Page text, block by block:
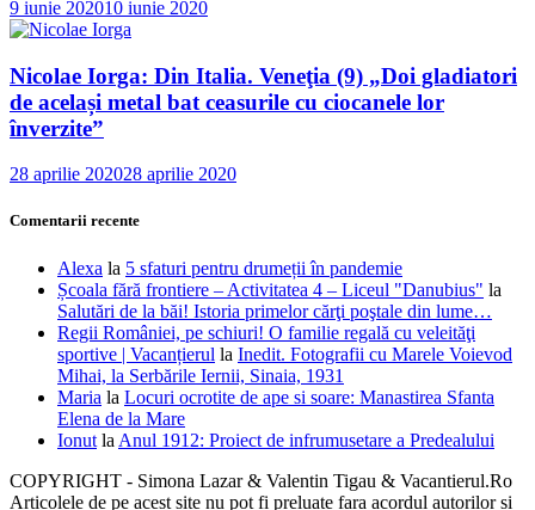
9 iunie 202010 iunie 2020
Nicolae Iorga: Din Italia. Veneţia (9) „Doi gladiatori
de același metal bat ceasurile cu ciocanele lor
înverzite”
28 aprilie 202028 aprilie 2020
Comentarii recente
Alexa la 5 sfaturi pentru drumeții în pandemie
Școala fără frontiere – Activitatea 4 – Liceul "Danubius" la
Salutări de la băi! Istoria primelor cărţi poştale din lume…
Regii României, pe schiuri! O familie regală cu veleităţi
sportive | Vacanțierul la Inedit. Fotografii cu Marele Voievod
Mihai, la Serbările Iernii, Sinaia, 1931
Maria la Locuri ocrotite de ape si soare: Manastirea Sfanta
Elena de la Mare
Ionut la Anul 1912: Proiect de infrumusetare a Predealului
COPYRIGHT - Simona Lazar & Valentin Tigau & Vacantierul.Ro
Articolele de pe acest site nu pot fi preluate fara acordul autorilor si